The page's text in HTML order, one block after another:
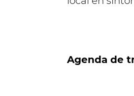
Agenda de